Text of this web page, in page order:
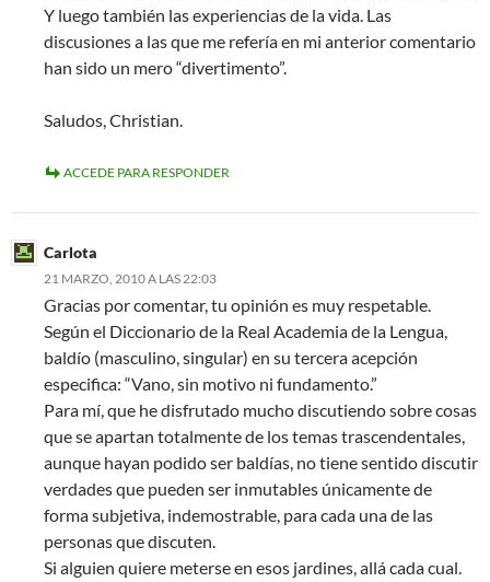
Y luego también las experiencias de la vida. Las
discusiones a las que me refería en mi anterior comentario
han sido un mero “divertimento”.
Saludos, Christian.
ACCEDE PARA RESPONDER
Carlota
21 MARZO, 2010 A LAS 22:03
Gracias por comentar, tu opinión es muy respetable.
Según el Diccionario de la Real Academia de la Lengua,
baldío (masculino, singular) en su tercera acepción
especifica: “Vano, sin motivo ni fundamento.”
Para mí, que he disfrutado mucho discutiendo sobre cosas
que se apartan totalmente de los temas trascendentales,
aunque hayan podido ser baldías, no tiene sentido discutir
verdades que pueden ser inmutables únicamente de
forma subjetiva, indemostrable, para cada una de las
personas que discuten.
Si alguien quiere meterse en esos jardines, allá cada cual.